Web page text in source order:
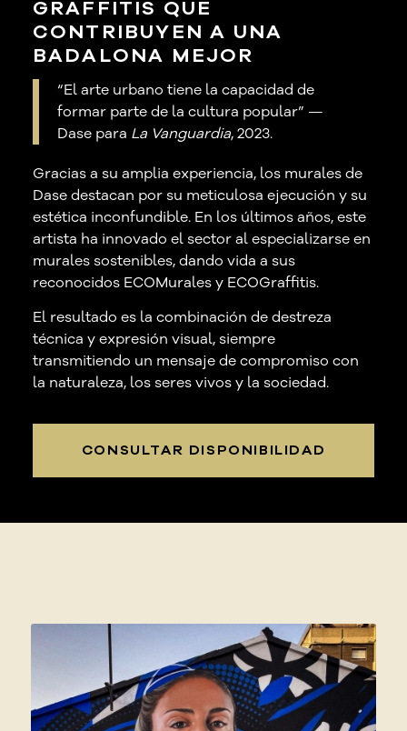
GRAFFITIS QUE
CONTRIBUYEN A UNA
BADALONA MEJOR
“El arte urbano tiene la capacidad de
formar parte de la cultura popular” —
Dase para La Vanguardia, 2023.
Gracias a su amplia experiencia, los murales de
Dase destacan por su meticulosa ejecución y su
estética inconfundible. En los últimos años, este
artista ha innovado el sector al especializarse en
murales sostenibles, dando vida a sus
reconocidos ECOMurales y ECOGraffitis.
El resultado es la combinación de destreza
técnica y expresión visual, siempre
transmitiendo un mensaje de compromiso con
la naturaleza, los seres vivos y la sociedad.
CONSULTAR DISPONIBILIDAD